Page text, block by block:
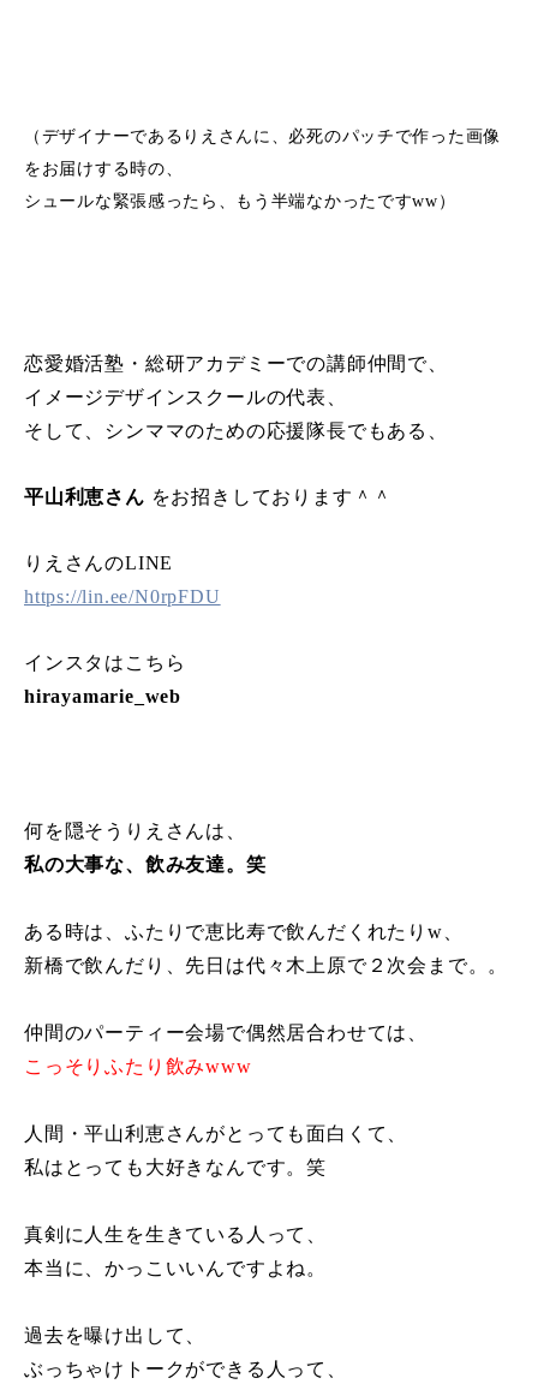
（デザイナーであるりえさんに、必死のパッチで作った画像
をお届けする時の、
シュールな緊張感ったら、もう半端なかったですww）
恋愛婚活塾・総研アカデミーでの講師仲間で、
イメージデザインスクールの代表、
そして、シンママのための応援隊長でもある、
平山利恵さん をお招きしております＾＾
りえさんのLINE
https://lin.ee/N0rpFDU
インスタはこちら
hirayamarie_web
何を隠そうりえさんは、
私の大事な、飲み友達。笑
ある時は、ふたりで恵比寿で飲んだくれたりw、
新橋で飲んだり、先日は代々木上原で２次会まで。。
仲間のパーティー会場で偶然居合わせては、
こっそりふたり飲みwww
人間・平山利恵さんがとっても面白くて、
私はとっても大好きなんです。笑
真剣に人生を生きている人って、
本当に、かっこいいんですよね。
過去を曝け出して、
ぶっちゃけトークができる人って、